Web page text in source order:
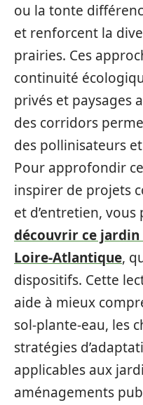
ou la tonte
et renforcent la
prairies. Ces
continuité
privés et paysages
des corridors
des pollinisateurs
Pour approfondir
inspirer de projets
et d’entretien,
découvrir ce
Loire-Atlantique,
dispositifs. Cette
aide à mieux
sol-plante-eau, les
stratégies
applicables aux
aménagements